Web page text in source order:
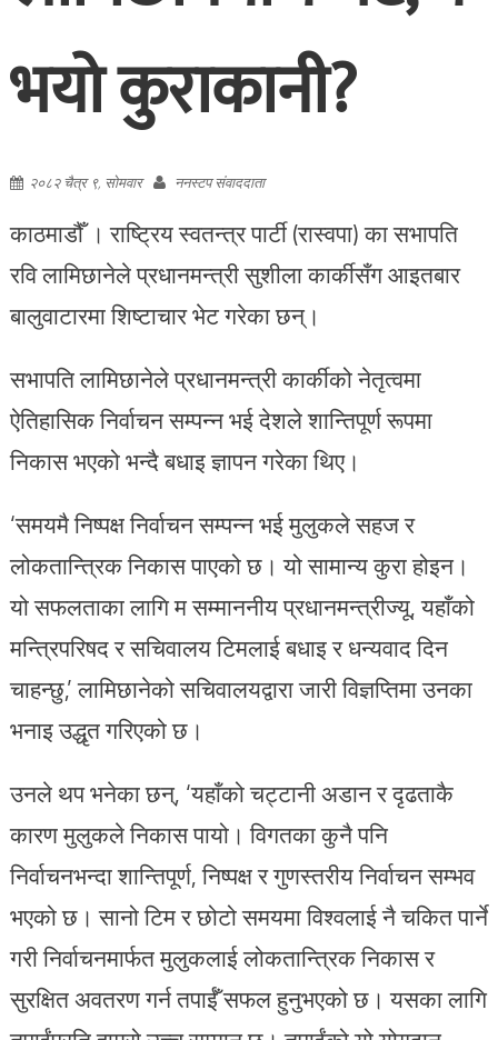
भयो कुराकानी?
२०८२ चैत्र ९, सोमवार ननस्टप संवाददाता
काठमाडौँ । राष्ट्रिय स्वतन्त्र पार्टी (रास्वपा) का सभापति
रवि लामिछानेले प्रधानमन्त्री सुशीला कार्कीसँग आइतबार
बालुवाटारमा शिष्टाचार भेट गरेका छन्।
सभापति लामिछानेले प्रधानमन्त्री कार्कीको नेतृत्वमा
ऐतिहासिक निर्वाचन सम्पन्न भई देशले शान्तिपूर्ण रूपमा
निकास भएको भन्दै बधाइ ज्ञापन गरेका थिए।
‘समयमै निष्पक्ष निर्वाचन सम्पन्न भई मुलुकले सहज र
लोकतान्त्रिक निकास पाएको छ। यो सामान्य कुरा होइन।
यो सफलताका लागि म सम्माननीय प्रधानमन्त्रीज्यू, यहाँको
मन्त्रिपरिषद र सचिवालय टिमलाई बधाइ र धन्यवाद दिन
चाहन्छु,’ लामिछानेको सचिवालयद्वारा जारी विज्ञप्तिमा उनका
भनाइ उद्धृत गरिएको छ।
उनले थप भनेका छन्, ‘यहाँको चट्टानी अडान र दृढताकै
कारण मुलुकले निकास पायो। विगतका कुनै पनि
निर्वाचनभन्दा शान्तिपूर्ण, निष्पक्ष र गुणस्तरीय निर्वाचन सम्भव
भएको छ। सानो टिम र छोटो समयमा विश्वलाई नै चकित पार्ने
गरी निर्वाचनमार्फत मुलुकलाई लोकतान्त्रिक निकास र
सुरक्षित अवतरण गर्न तपाईँ सफल हुनुभएको छ। यसका लागि